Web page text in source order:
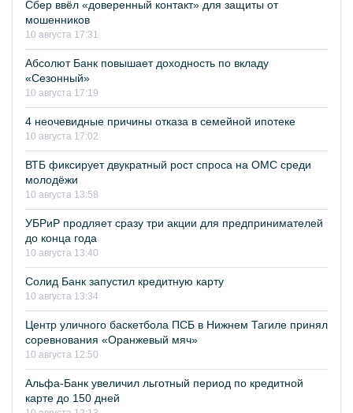
Сбер ввёл «доверенный контакт» для защиты от
мошенников
10 августа 17:31
Абсолют Банк повышает доходность по вкладу
«Сезонный»
10 августа 17:19
4 неочевидные причины отказа в семейной ипотеке
10 августа 17:02
ВТБ фиксирует двукратный рост спроса на ОМС среди
молодёжи
10 августа 13:58
УБРиР продляет сразу три акции для предпринимателей
до конца года
10 августа 13:40
Солид Банк запустил кредитную карту
10 августа 13:34
Центр уличного баскетбола ПСБ в Нижнем Тагиле принял
соревнования «Оранжевый мяч»
10 августа 12:50
Альфа-Банк увеличил льготный период по кредитной
карте до 150 дней